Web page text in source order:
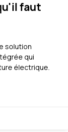
faut
solution
qui
électrique.